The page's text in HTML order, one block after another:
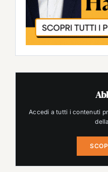
Accedi a tutti i contenuti